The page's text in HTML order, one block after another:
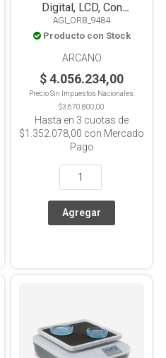
Digital, LCD, Con
Controlador Externo,
Plataforma Universal TS-
D
AGI_ORB_9484
Producto con Stock
ARCANO
$ 4.056.234,00
Precio Sin Impuestos Nacionales:
$3.670.800,00
Hasta en 3 cuotas de
$1.352.078,00 con Mercado
Pago